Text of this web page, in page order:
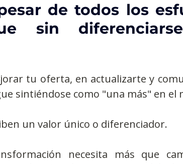
de todos los
sin
tu oferta, en actualizarte y
sintiéndose como "una más" en el
un valor único o diferenciador.
necesita más que